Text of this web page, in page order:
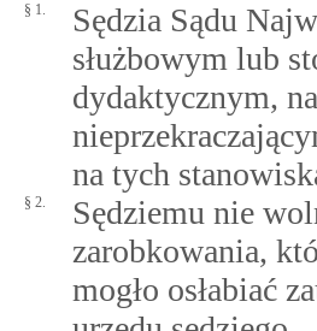
§ 1.
Sędzia Sądu
służbowym lub
dydaktycznym,
na tych
§ 2.
Sędziemu nie
zarobkowania,
mogło osłabiać